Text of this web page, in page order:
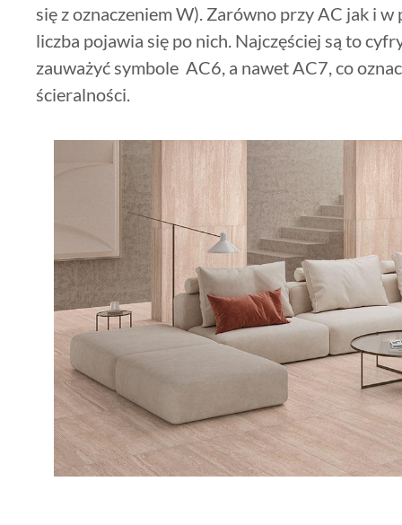
się z oznaczeniem W). Zarówno przy AC jak i
liczba pojawia się po nich. Najczęściej są to
zauważyć symbole AC6, a nawet AC7, co
ścieralności.